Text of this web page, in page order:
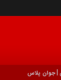
|جوان پلاس